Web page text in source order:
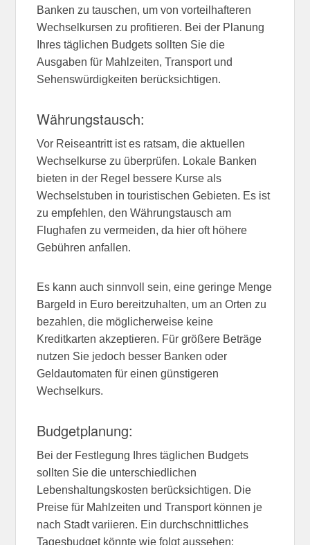
Banken zu tauschen, um von vorteilhafteren
Wechselkursen zu profitieren. Bei der Planung
Ihres täglichen Budgets sollten Sie die
Ausgaben für Mahlzeiten, Transport und
Sehenswürdigkeiten berücksichtigen.
Währungstausch:
Vor Reiseantritt ist es ratsam, die aktuellen
Wechselkurse zu überprüfen. Lokale Banken
bieten in der Regel bessere Kurse als
Wechselstuben in touristischen Gebieten. Es ist
zu empfehlen, den Währungstausch am
Flughafen zu vermeiden, da hier oft höhere
Gebühren anfallen.
Es kann auch sinnvoll sein, eine geringe Menge
Bargeld in Euro bereitzuhalten, um an Orten zu
bezahlen, die möglicherweise keine
Kreditkarten akzeptieren. Für größere Beträge
nutzen Sie jedoch besser Banken oder
Geldautomaten für einen günstigeren
Wechselkurs.
Budgetplanung:
Bei der Festlegung Ihres täglichen Budgets
sollten Sie die unterschiedlichen
Lebenshaltungskosten berücksichtigen. Die
Preise für Mahlzeiten und Transport können je
nach Stadt variieren. Ein durchschnittliches
Tagesbudget könnte wie folgt aussehen: